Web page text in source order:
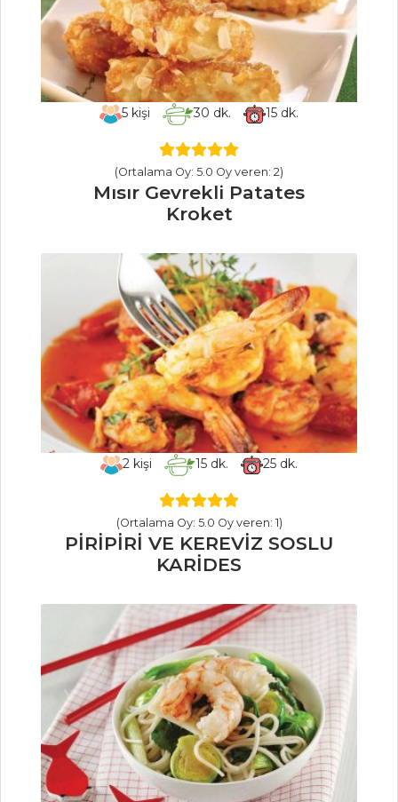
Pasta ve Tatlılar
Tüm Tarifleri
MASTERCHEF
Bamya çorbası
tarifi ve püf noktası
Çok pratik
Ustasından,
pratik kokoreç nasıl
yapılır?
Masterchef Tüm
Tarifleri
HAMUR İŞLERI
PEKMEZLİ
BİSKÜVİ
ÇULLAMA
Hamur İşleri Tüm
Tarifleri
ET YEMEKLERI
SARDALYALI
KARNIYARIK
5 kişi 30 dk. 15dk.
(Ortalama Oy: 5.0 Oy veren: 2)
Mısır Gevrekli Patates
Kroket
2 kişi 15dk. 25dk.
(Ortalama Oy: 5.0 Oy veren: 1)
PİRİPİRİ VE KEREVİZ SOSLU
KARİDES